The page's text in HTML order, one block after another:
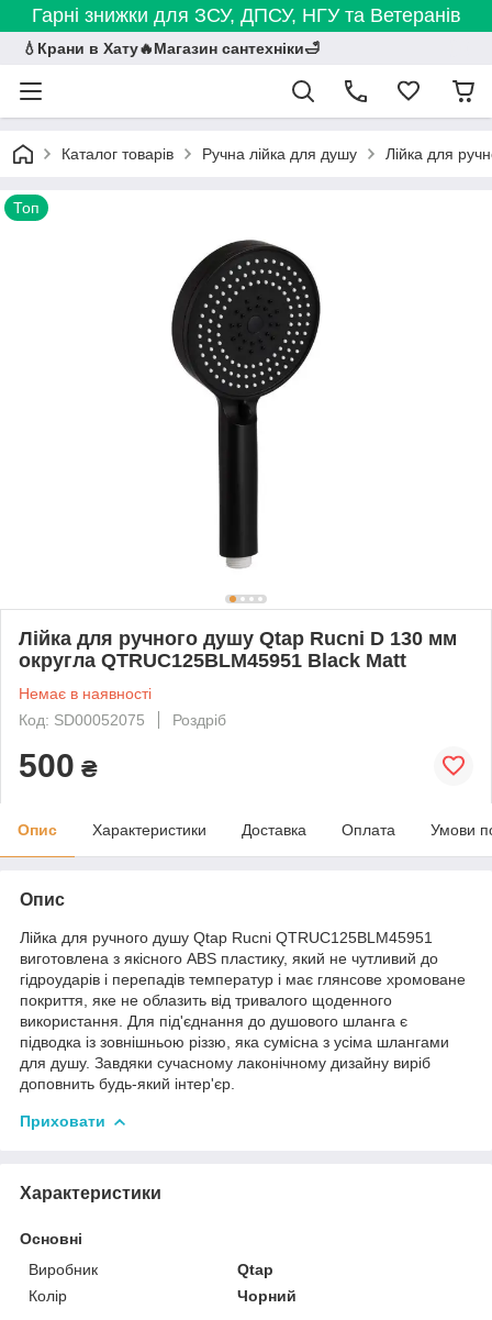
Гарні знижки для ЗСУ, ДПСУ, НГУ та Ветеранів
💧Крани в Хату🔥Магазин сантехніки🛁
Каталог товарів Ручна лійка для душу Лійка для
Топ
Лійка для ручного душу Qtap Rucni D 130 мм
округла QTRUC125BLM45951 Black Matt
Немає в наявності
Код: SD00052075
Роздріб
500 ₴
Опис Характеристики Доставка Оплата Умови
Опис
Лійка для ручного душу Qtap Rucni QTRUC125BLM45951
виготовлена з якісного ABS пластику, який не чутливий до
гідроударів і перепадів температур і має глянсове хромоване
покриття, яке не облазить від тривалого щоденного
використання. Для під'єднання до душового шланга є
підводка із зовнішньою різзю, яка сумісна з усіма шлангами
для душу. Завдяки сучасному лаконічному дизайну виріб
доповнить будь-який інтер'єр.
Приховати
Характеристики
Основні
Виробник
Qtap
Колір
Чорний